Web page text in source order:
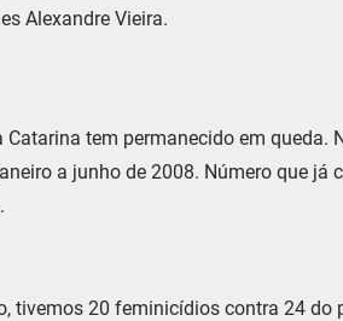
Alexandre Vieira.
tem permanecido em queda.
a junho de 2008. Número que já
tivemos 20 feminicídios contra 24 do